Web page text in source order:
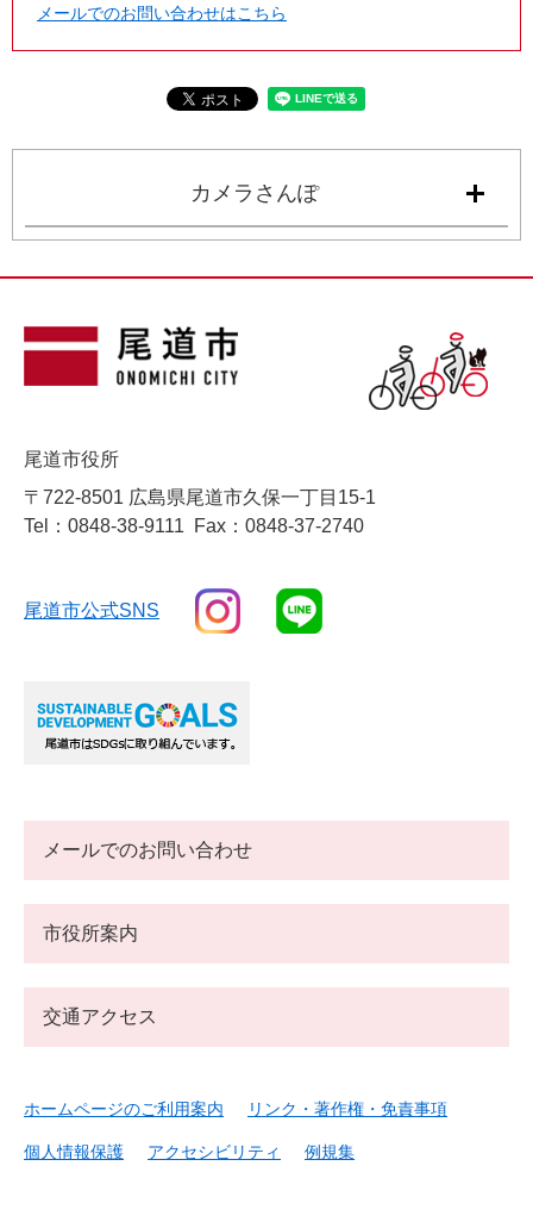
メールでのお問い合わせはこちら
カメラさんぽ
尾道市役所
〒722-8501 広島県尾道市久保一丁目15-1
Tel：0848-38-9111
Fax：0848-37-2740
尾道市公式SNS
メールでのお問い合わせ
市役所案内
交通アクセス
ホームページのご利用案内 リンク・著作権・免責事項
個人情報保護 アクセシビリティ 例規集